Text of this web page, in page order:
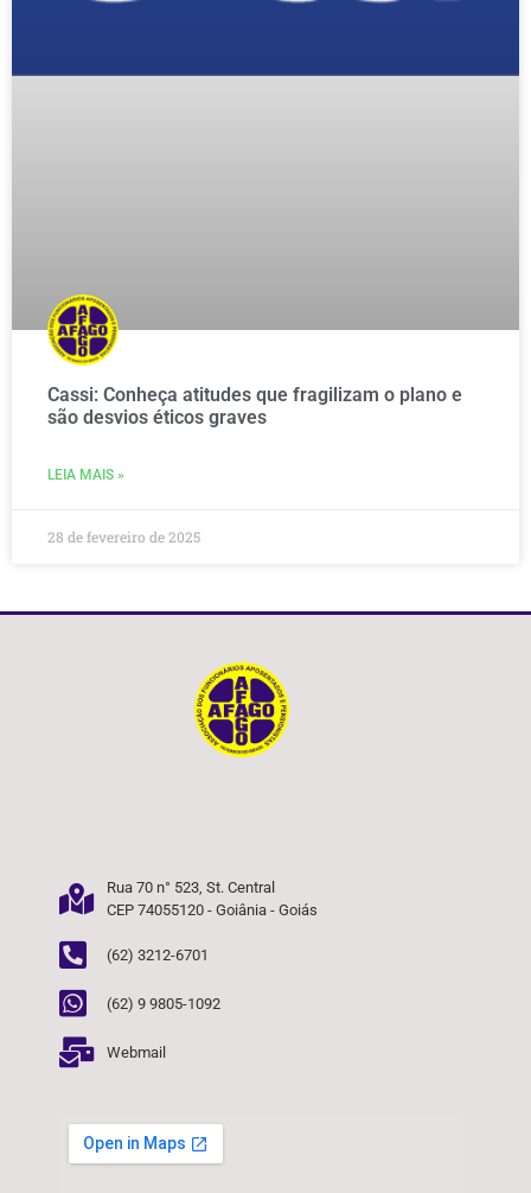
Cassi: Conheça atitudes que fragilizam o plano e
são desvios éticos graves
LEIA MAIS »
28 de fevereiro de 2025
Rua 70 n° 523, St. Central
CEP 74055120 - Goiânia - Goiás
(62) 3212-6701
(62) 9 9805-1092
Webmail